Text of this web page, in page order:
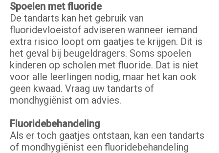
Spoelen met fluoride
De tandarts kan het gebruik van
fluoridevloeistof adviseren wanneer iemand
extra risico loopt om gaatjes te krijgen. Dit is
het geval bij beugeldragers. Soms spoelen
kinderen op scholen met fluoride. Dat is niet
voor alle leerlingen nodig, maar het kan ook
geen kwaad. Vraag uw tandarts of
mondhygiënist om advies.
Fluoridebehandeling
Als er toch gaatjes ontstaan, kan een tandarts
of mondhygiënist een fluoridebehandeling